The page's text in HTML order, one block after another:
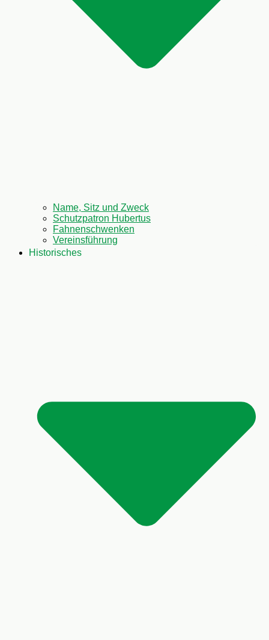
Name, Sitz und Zweck
Schutzpatron Hubertus
Fahnenschwenken
Vereinsführung
Historisches